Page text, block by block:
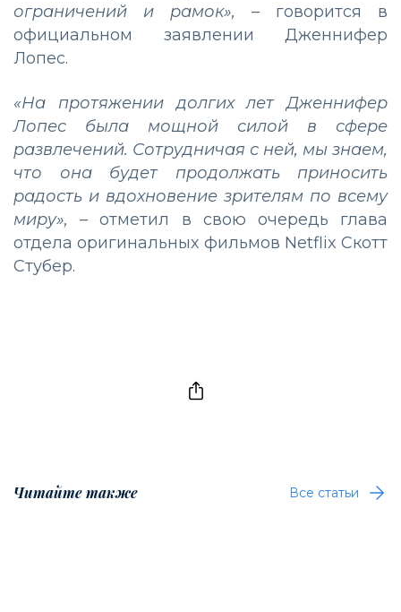
ограничений и рамок», – говорится в
официальном заявлении Дженнифер
Лопес.
«На протяжении долгих лет Дженнифер
Лопес была мощной силой в сфере
развлечений. Сотрудничая с ней, мы знаем,
что она будет продолжать приносить
радость и вдохновение зрителям по всему
миру», – отметил в свою очередь глава
отдела оригинальных фильмов Netflix Скотт
Стубер.
Читайте также Все статьи